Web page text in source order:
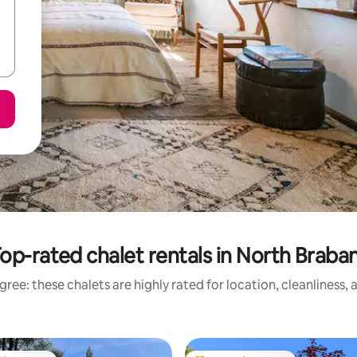
rated chalet rentals in North
these chalets are highly rated for location, cleanliness,